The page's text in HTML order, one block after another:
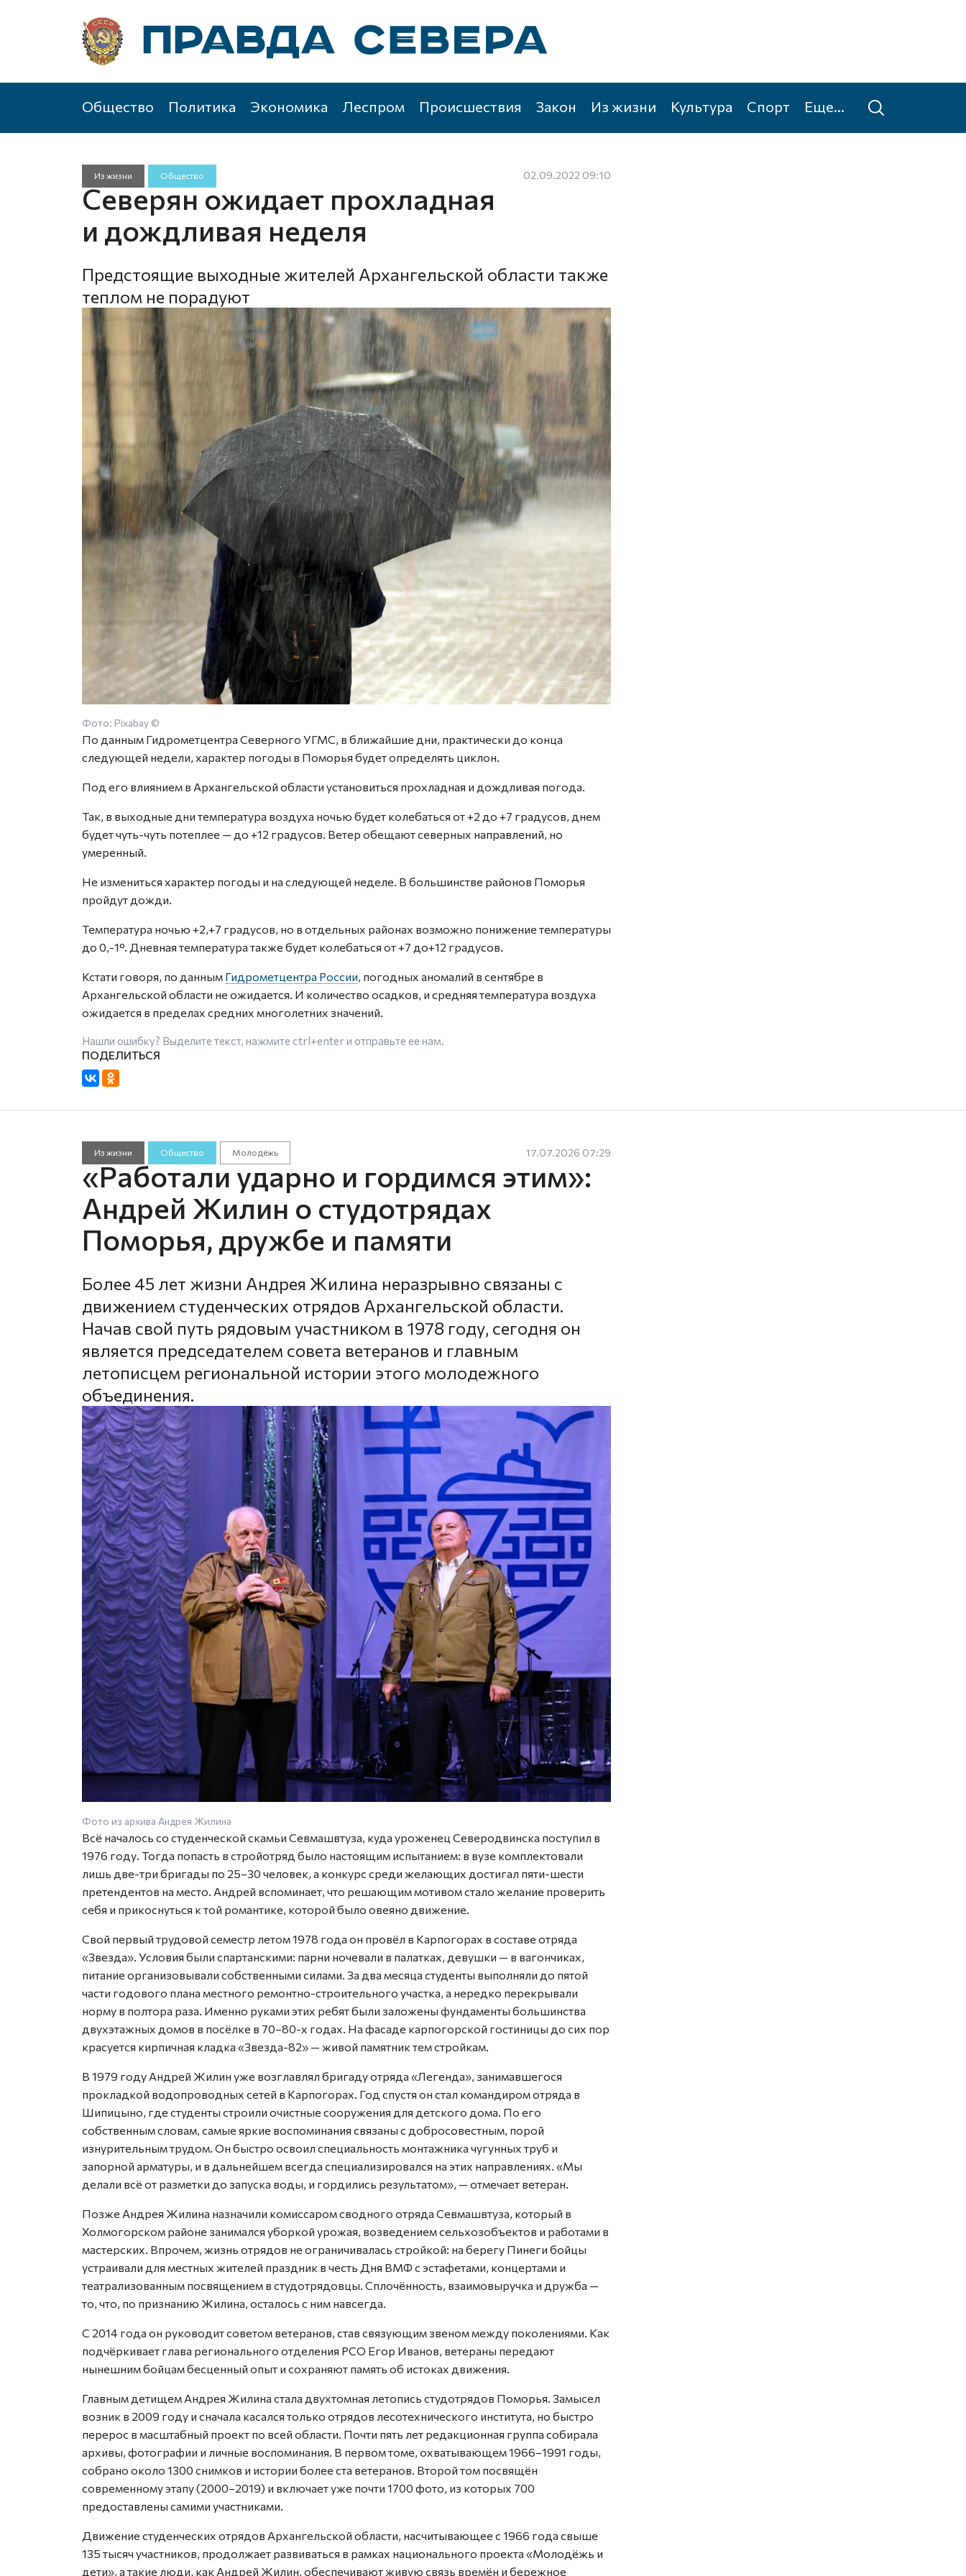
Общество Политика Экономика Леспром Происшествия Закон Из жизни Культура Спорт Еще...
Из жизни Общество 02.09.2022 09:10
Северян ожидает прохладная
и дождливая неделя
Предстоящие выходные жителей Архангельской области также
теплом не порадуют
Фото: Pixabay ©
По данным Гидрометцентра Северного УГМС, в ближайшие дни, практически до конца
следующей недели, характер погоды в Поморья будет определять циклон.
Под его влиянием в Архангельской области установиться прохладная и дождливая погода.
Так, в выходные дни температура воздуха ночью будет колебаться от +2 до +7 градусов, днем
будет чуть-чуть потеплее — до +12 градусов. Ветер обещают северных направлений, но
умеренный.
Не измениться характер погоды и на следующей неделе. В большинстве районов Поморья
пройдут дожди.
Температура ночью +2,+7 градусов, но в отдельных районах возможно понижение температуры
до 0,-1°. Дневная температура также будет колебаться от +7 до+12 градусов.
Кстати говоря, по данным Гидрометцентра России, погодных аномалий в сентябре в
Архангельской области не ожидается. И количество осадков, и средняя температура воздуха
ожидается в пределах средних многолетних значений.
Нашли ошибку? Выделите текст, нажмите ctrl+enterи отправьте ее нам.
Из жизни Общество Молодёжь 17.07.2026 07:29
«Работали ударно и гордимся этим»:
Андрей Жилин о студотрядах
Поморья, дружбе и памяти
Более 45 лет жизни Андрея Жилина неразрывно связаны с
движением студенческих отрядов Архангельской области.
Начав свой путь рядовым участником в 1978 году, сегодня он
является председателем совета ветеранов и главным
летописцем региональной истории этого молодежного
объединения.
Фото из архива Андрея Жилина
Всё началось со студенческой скамьи Севмашвтуза, куда уроженец Северодвинска поступил в
1976 году. Тогда попасть в стройотряд было настоящим испытанием: в вузе комплектовали
лишь две-три бригады по 25–30 человек, а конкурс среди желающих достигал пяти-шести
претендентов на место. Андрей вспоминает, что решающим мотивом стало желание проверить
себя и прикоснуться к той романтике, которой было овеяно движение.
Свой первый трудовой семестр летом 1978 года он провёл в Карпогорах в составе отряда
«Звезда». Условия были спартанскими: парни ночевали в палатках, девушки — в вагончиках,
питание организовывали собственными силами. За два месяца студенты выполняли до пятой
части годового плана местного ремонтно-строительного участка, а нередко перекрывали
норму в полтора раза. Именно руками этих ребят были заложены фундаменты большинства
двухэтажных домов в посёлке в 70–80-х годах. На фасаде карпогорской гостиницы до сих пор
красуется кирпичная кладка «Звезда-82» — живой памятник тем стройкам.
В 1979 году Андрей Жилин уже возглавлял бригаду отряда «Легенда», занимавшегося
прокладкой водопроводных сетей в Карпогорах. Год спустя он стал командиром отряда в
Шипицыно, где студенты строили очистные сооружения для детского дома. По его
собственным словам, самые яркие воспоминания связаны с добросовестным, порой
изнурительным трудом. Он быстро освоил специальность монтажника чугунных труб и
запорной арматуры, и в дальнейшем всегда специализировался на этих направлениях. «Мы
делали всё от разметки до запуска воды, и гордились результатом», — отмечает ветеран.
Позже Андрея Жилина назначили комиссаром сводного отряда Севмашвтуза, который в
Холмогорском районе занимался уборкой урожая, возведением сельхозобъектов и работами в
мастерских. Впрочем, жизнь отрядов не ограничивалась стройкой: на берегу Пинеги бойцы
устраивали для местных жителей праздник в честь Дня ВМФ с эстафетами, концертами и
театрализованным посвящением в студотрядовцы. Сплочённость, взаимовыручка и дружба —
то, что, по признанию Жилина, осталось с ним навсегда.
С 2014 года он руководит советом ветеранов, став связующим звеном между поколениями. Как
подчёркивает глава регионального отделения РСО Егор Иванов, ветераны передают
нынешним бойцам бесценный опыт и сохраняют память об истоках движения.
Главным детищем Андрея Жилина стала двухтомная летопись студотрядов Поморья. Замысел
возник в 2009 году и сначала касался только отрядов лесотехнического института, но быстро
перерос в масштабный проект по всей области. Почти пять лет редакционная группа собирала
архивы, фотографии и личные воспоминания. В первом томе, охватывающем 1966–1991 годы,
собрано около 1300 снимков и истории более ста ветеранов. Второй том посвящён
современному этапу (2000–2019) и включает уже почти 1700 фото, из которых 700
предоставлены самими участниками.
Движение студенческих отрядов Архангельской области, насчитывающее с 1966 года свыше
135 тысяч участников, продолжает развиваться в рамках национального проекта «Молодёжь и
дети», а такие люди, как Андрей Жилин, обеспечивают живую связь времён и бережное